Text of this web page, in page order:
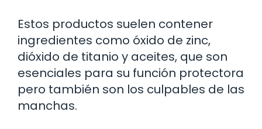
Estos productos suelen contener
ingredientes como óxido de zinc,
dióxido de titanio y aceites, que son
esenciales para su función protectora
pero también son los culpables de las
manchas.